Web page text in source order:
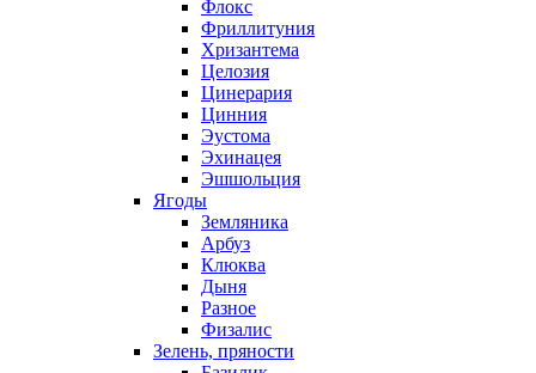
Флокс
Фриллитуния
Хризантема
Целозия
Цинерария
Цинния
Эустома
Эхинацея
Эшшольция
Ягоды
Земляника
Арбуз
Клюква
Дыня
Разное
Физалис
Зелень, пряности